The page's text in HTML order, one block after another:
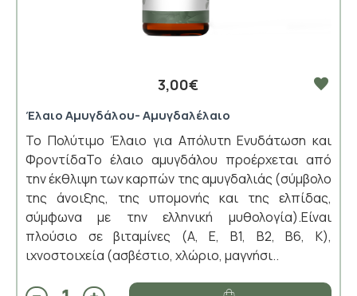
3,00€
Έλαιο Αμυγδάλου- Αμυγδαλέλαιο
Το Πολύτιμο Έλαιο για Απόλυτη Ενυδάτωση και
ΦροντίδαΤο έλαιο αμυγδάλου προέρχεται από
την έκθλιψη των καρπών της αμυγδαλιάς (σύμβολο
της άνοιξης, της υπομονής και της ελπίδας,
σύμφωνα με την ελληνική μυθολογία).Είναι
πλούσιο σε βιταμίνες (Α, Ε, Β1, Β2, Β6, Κ),
ιχνοστοιχεία (ασβέστιο, χλώριο, μαγνήσι..